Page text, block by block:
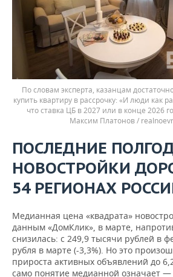
По словам эксперта, казанцам
купить квартиру в рассрочку: «И люди как
что ставка ЦБ в 2027 или в конце 2026
Максим Платонов /
ПОСЛЕДНИЕ
НОВОСТРОЙКИ
54 РЕГИОНАХ
Медианная цена «квадрата»
данным «ДомКлик», в марте,
снизилась: с 249,9 тысячи рублей в
рубля в марте (-3,3%). Но это
прироста активных объявлений до
само понятие медианной означает —